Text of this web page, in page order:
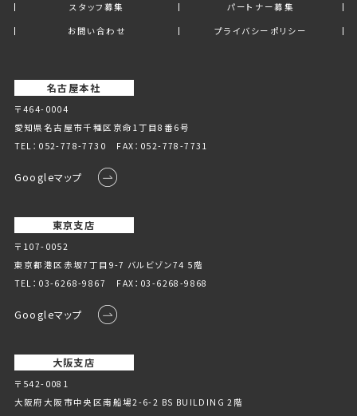
スタッフ募集
パートナー募集
お問い合わせ
プライバシーポリシー
名古屋本社
〒464-0004
愛知県名古屋市千種区京命1丁⽬8番6号
TEL： 052-778-7730 FAX：052-778-7731
Googleマップ
東京支店
〒107-0052
東京都港区赤坂7丁目9-7 バルビゾン74 5階
TEL： 03-6268-9867 FAX：03-6268-9868
Googleマップ
大阪支店
〒542-0081
大阪府大阪市中央区南船場2-6-2 BS BUILDING 2階